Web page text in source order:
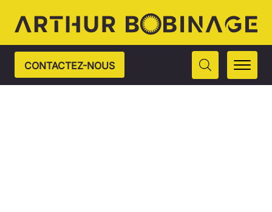
CONTACTEZ-NOUS